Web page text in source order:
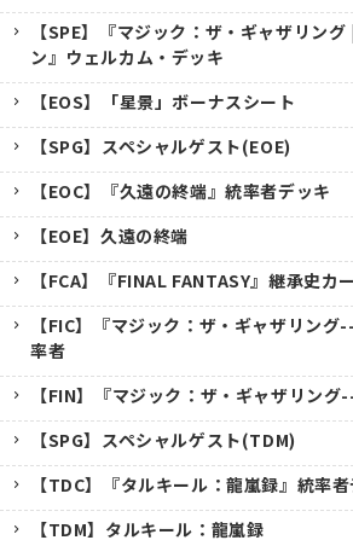
【SPE】『マジック：ザ・ギャザリン
ン』ウェルカム・デッキ
【EOS】「星景」ボーナスシート
【SPG】スペシャルゲスト(EOE)
【EOC】『久遠の終端』統率者デッキ
【EOE】久遠の終端
【FCA】『FINAL FANTASY』継承史カ
【FIC】『マジック：ザ・ギャザリン
率者
【FIN】『マジック：ザ・ギャザリング
【SPG】スペシャルゲスト(TDM)
【TDC】『タルキール：龍嵐録』統率
【TDM】タルキール：龍嵐録